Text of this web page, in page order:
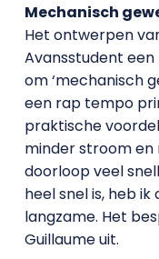
Mechanisch
Het ontwerpen
Avansstudent
om ‘mechanisch
een rap tempo
praktische
minder stroom
doorloop veel
heel snel is, heb
langzame. Het
Guillaume uit.